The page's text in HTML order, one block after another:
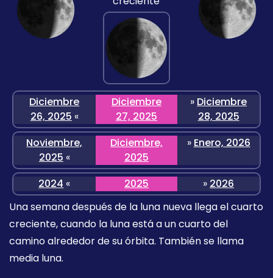
Diciembre
26, 2025 «
Diciembre
27, 2025
» Diciembre
28, 2025
Noviembre,
2025 «
Diciembre,
2025
» Enero, 2026
2024 « 2025 » 2026
Una semana después de la luna nueva llega el cuarto
creciente, cuando la luna está a un cuarto del
camino alrededor de su órbita. También se llama
media luna.